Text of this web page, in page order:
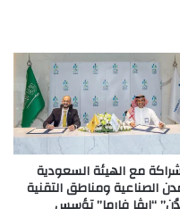
مع الهيئة السعودية
الصناعية ومناطق التقنية